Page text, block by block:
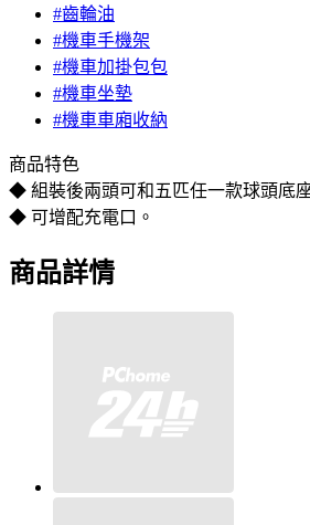
#齒輪油
#機車手機架
#機車加掛包包
#機車坐墊
#機車車廂收納
商品特色
◆ 組裝後兩頭可和五匹任一款球頭底
◆ 可增配充電口。
商品詳情